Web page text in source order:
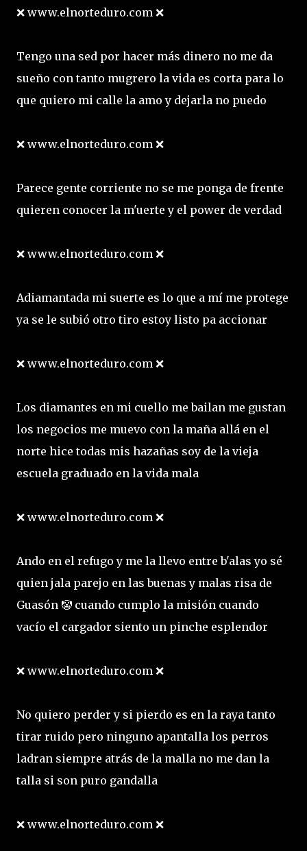
❌ www.elnorteduro.com ❌
Tengo una sed por hacer más dinero no me da
sueño con tanto mugrero la vida es corta para lo
que quiero mi calle la amo y dejarla no puedo
❌ www.elnorteduro.com ❌
Parece gente corriente no se me ponga de frente
quieren conocer la m'uerte y el power de verdad
❌ www.elnorteduro.com ❌
Adiamantada mi suerte es lo que a mí me protege
ya se le subió otro tiro estoy listo pa accionar
❌ www.elnorteduro.com ❌
Los diamantes en mi cuello me bailan me gustan
los negocios me muevo con la maña allá en el
norte hice todas mis hazañas soy de la vieja
escuela graduado en la vida mala
❌ www.elnorteduro.com ❌
Ando en el refugo y me la llevo entre b'alas yo sé
quien jala parejo en las buenas y malas risa de
Guasón 🤡 cuando cumplo la misión cuando
vacío el cargador siento un pinche esplendor
❌ www.elnorteduro.com ❌
No quiero perder y si pierdo es en la raya tanto
tirar ruido pero ninguno apantalla los perros
ladran siempre atrás de la malla no me dan la
talla si son puro gandalla
❌ www.elnorteduro.com ❌